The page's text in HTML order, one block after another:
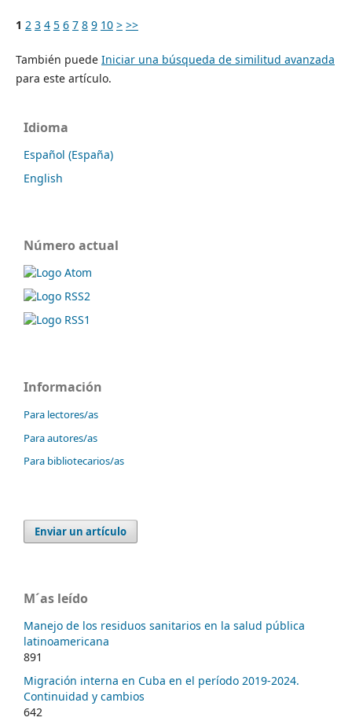
1 2 3 4 5 6 7 8 9 10 > >>
También puede Iniciar una búsqueda de similitud avanzada
para este artículo.
Idioma
Español (España)
English
Número actual
Información
Para lectores/as
Para autores/as
Para bibliotecarios/as
Enviar un artículo
M´as leído
Manejo de los residuos sanitarios en la salud pública
latinoamericana
891
Migración interna en Cuba en el período 2019-2024.
Continuidad y cambios
642